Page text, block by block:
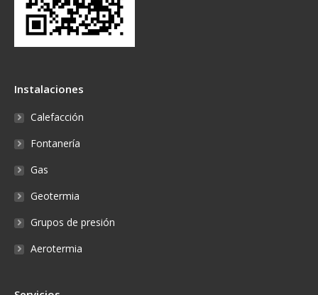
Instalaciones
Calefacción
Fontanería
Gas
Geotermia
Grupos de presión
Aerotermia